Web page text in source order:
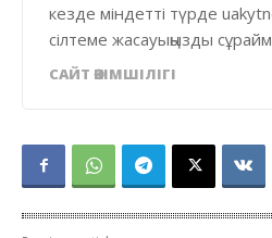
кезде міндетті түрде
сілтеме жасауыңызды
САЙТ ӘКІМШІЛІГІ